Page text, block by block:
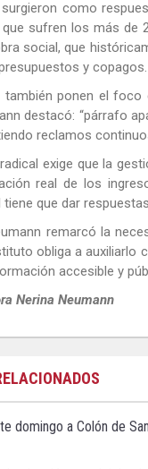
como
sufren los más de
social, que
y copagos.
ponen el foco
destacó: “párrafo
reclamos
exige que la
real de los
que dar
remarcó la
obliga a auxiliarlo
accesible y
Nerina Neumann
domingo a Colón de